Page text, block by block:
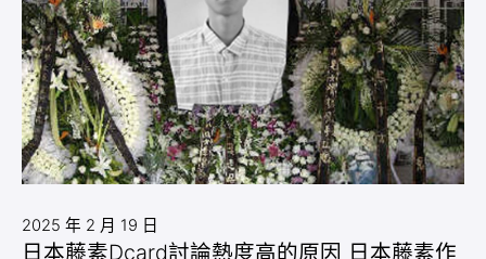
2025 年 2 月 19 日
日本藤素Dcard討論熱度高的原因 日本藤素作